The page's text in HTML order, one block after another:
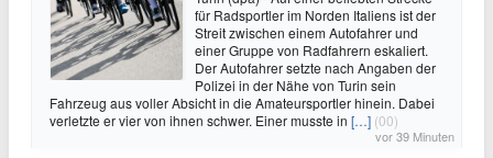
für Radsportler im Norden Italiens ist der
Streit zwischen einem Autofahrer und
einer Gruppe von Radfahrern eskaliert.
Der Autofahrer setzte nach Angaben der
Polizei in der Nähe von Turin sein
Fahrzeug aus voller Absicht in die Amateursportler hinein. Dabei
verletzte er vier von ihnen schwer. Einer musste in […] (00)
vor 39 Minuten